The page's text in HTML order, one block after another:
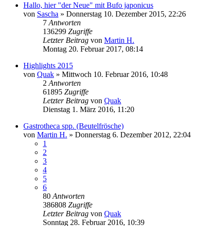
Hallo, hier "der Neue" mit Bufo japonicus
von Sascha » Donnerstag 10. Dezember 2015, 22:26
7 Antworten
136299 Zugriffe
Letzter Beitrag von Martin H.
Montag 20. Februar 2017, 08:14
Highlights 2015
von Quak » Mittwoch 10. Februar 2016, 10:48
2 Antworten
61895 Zugriffe
Letzter Beitrag von Quak
Dienstag 1. März 2016, 11:20
Gastrotheca spp. (Beutelfrösche)
von Martin H. » Donnerstag 6. Dezember 2012, 22:04
1
2
3
4
5
6
80 Antworten
386808 Zugriffe
Letzter Beitrag von Quak
Sonntag 28. Februar 2016, 10:39